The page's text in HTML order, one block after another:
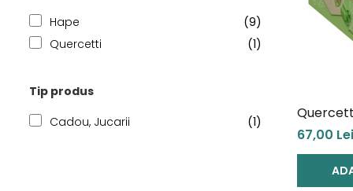
Hape
(9)
Quercetti
(1)
Tip produs
Cadou, Jucarii
(1)
67,00 Lei